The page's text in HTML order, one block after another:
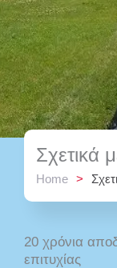
Σχετικά
Home >
20 χρόνια
επιτυχίας